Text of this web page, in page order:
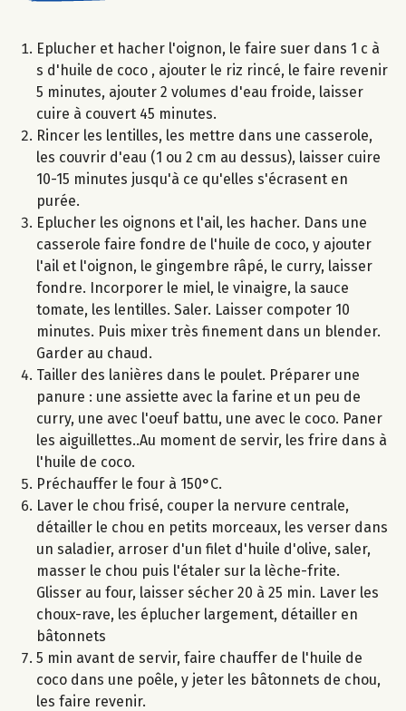
Eplucher et hacher l'oignon, le faire suer dans 1 c à
s d'huile de coco , ajouter le riz rincé, le faire revenir
5 minutes, ajouter 2 volumes d'eau froide, laisser
cuire à couvert 45 minutes.
Rincer les lentilles, les mettre dans une casserole,
les couvrir d'eau (1 ou 2 cm au dessus), laisser cuire
10-15 minutes jusqu'à ce qu'elles s'écrasent en
purée.
Eplucher les oignons et l'ail, les hacher. Dans une
casserole faire fondre de l'huile de coco, y ajouter
l'ail et l'oignon, le gingembre râpé, le curry, laisser
fondre. Incorporer le miel, le vinaigre, la sauce
tomate, les lentilles. Saler. Laisser compoter 10
minutes. Puis mixer très finement dans un blender.
Garder au chaud.
Tailler des lanières dans le poulet. Préparer une
panure : une assiette avec la farine et un peu de
curry, une avec l'oeuf battu, une avec le coco. Paner
les aiguillettes..Au moment de servir, les frire dans à
l'huile de coco.
Préchauffer le four à 150°C.
Laver le chou frisé, couper la nervure centrale,
détailler le chou en petits morceaux, les verser dans
un saladier, arroser d'un filet d'huile d'olive, saler,
masser le chou puis l'étaler sur la lèche-frite.
Glisser au four, laisser sécher 20 à 25 min. Laver les
choux-rave, les éplucher largement, détailler en
bâtonnets
5 min avant de servir, faire chauffer de l'huile de
coco dans une poêle, y jeter les bâtonnets de chou,
les faire revenir.